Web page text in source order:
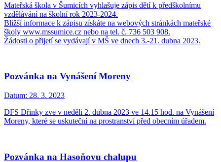
Mateřská škola v Šumicích vyhlašuje zápis dětí k předškolnímu
vzdělávání na školní rok 2023-2024.
Bližší informace k zápisu získáte na webových stránkách mateřské
školy www.mssumice.cz nebo na tel. č. 736 503 908.
Žádosti o přijetí se vydávají v MŠ ve dnech 3.-21. dubna 2023.
Pozvánka na Vynášení Moreny
Datum: 28. 3. 2023
DFS Dřinky zve v neděli 2. dubna 2023 ve 14.15 hod. na Vynášení
Moreny, které se uskuteční na prostranství před obecním úřadem.
Pozvánka na Hasoňovu chalupu